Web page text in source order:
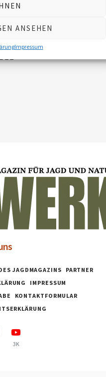
ANSEHEN
Impressum
JAGDMAGAZINS
PARTNER
IMPRESSUM
KONTAKTFORMULAR
3K